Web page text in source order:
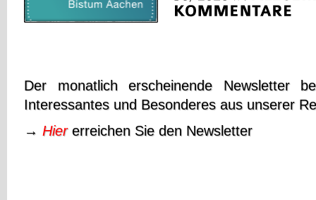
Der monatlich erscheinende Newsletter
Interessantes und Besonderes aus unserer
→ Hier erreichen Sie den Newsletter